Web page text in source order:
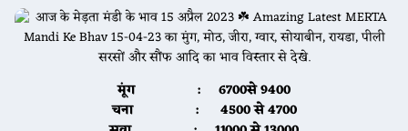
मूंग :
6700से 9400
चना :
4500 से 4700